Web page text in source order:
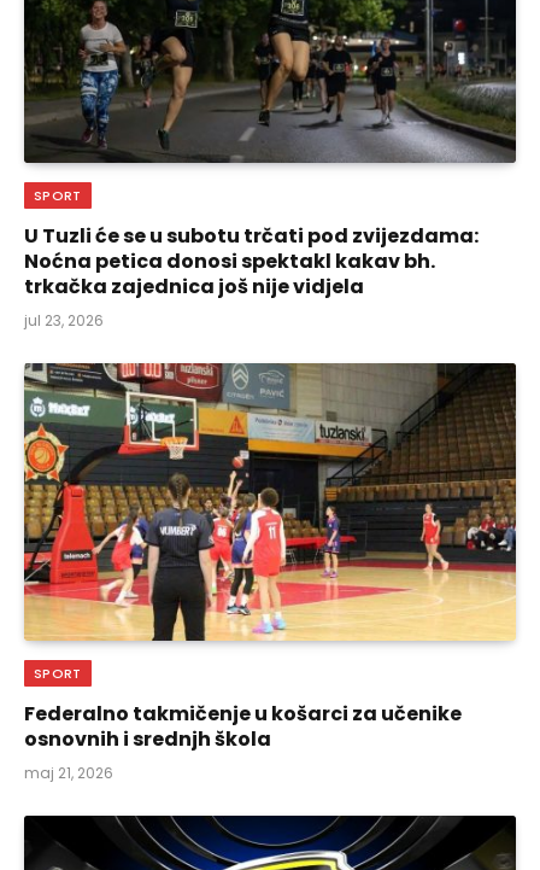
SPORT
U Tuzli će se u subotu trčati pod zvijezdama:
Noćna petica donosi spektakl kakav bh.
trkačka zajednica još nije vidjela
jul 23, 2026
SPORT
Federalno takmičenje u košarci za učenike
osnovnih i srednjh škola
maj 21, 2026